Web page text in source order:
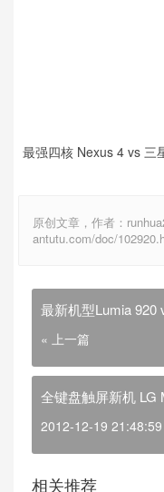
最强四核 Nexus 4 vs 三
原创文章，作者：
antutu.com/doc/
最新机型Lumia 920
« 上一篇
全键盘触屏新机 LG
2012-12-19 21:48:59
相关推荐